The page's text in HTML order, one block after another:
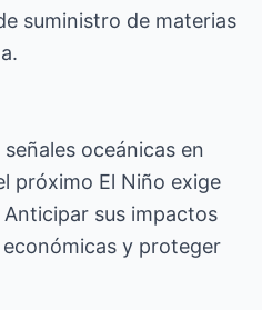
suministro de materias
oceánicas en
próximo El Niño exige
sus impactos
y proteger